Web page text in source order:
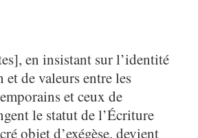
en insistant sur l’identité
de valeurs entre les
et ceux de
le statut de l’Écriture
objet d’exégèse, devient